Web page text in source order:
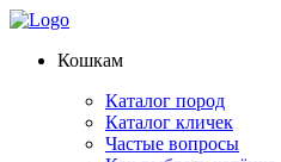
Кошкам
Каталог пород
Каталог кличек
Частые вопросы